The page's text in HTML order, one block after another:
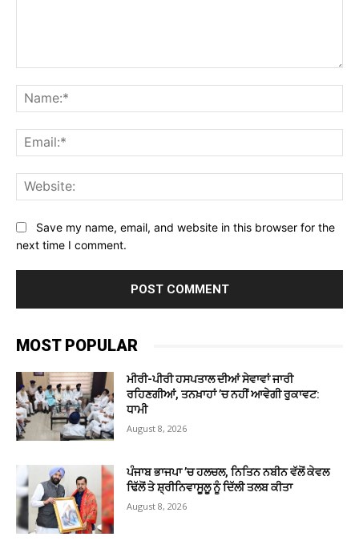
Save my name, email, and website in this browser for the
next time I comment.
MOST POPULAR
ਮੀਰੀ-ਪੀਰੀ ਹਸਪਤਾਲ ਦੀਆਂ ਸੇਵਾਵਾਂ ਜਾਰੀ
ਰਹਿਣਗੀਆਂ, ਤਨਖ਼ਾਹਾਂ ’ਚ ਨਹੀਂ ਆਵੇਗੀ ਰੁਕਾਵਟ:
ਧਾਮੀ
August 8, 2026
ਪੰਜਾਬ ਭਾਜਪਾ ’ਚ ਹਲਚਲ, ਨਿਤਿਨ ਨਬੀਨ ਵੱਲੋਂ ਕੇਵਲ
ਢਿੱਲੋਂ ਤੇ ਸ਼੍ਰੀਨਿਵਾਸੂਲੂ ਨੂੰ ਦਿੱਲੀ ਤਲਬ ਕੀਤਾ
August 8, 2026